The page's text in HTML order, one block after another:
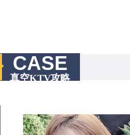
CASE
真空KTV攻略